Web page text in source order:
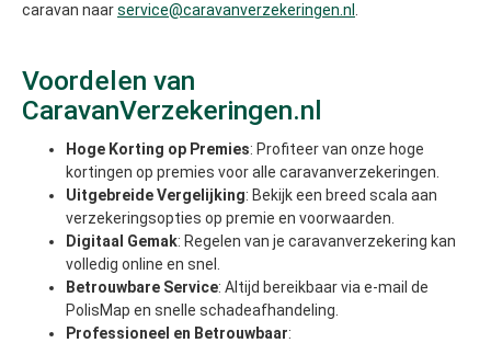
caravan naarservice@caravanverzekeringen.nl
Voordelen van
CaravanVerzekeringen.nl
Hoge Korting op Premies: Profiteer van onze hoge
kortingen op premies voor alle caravanverzekeringen.
Uitgebreide Vergelijking: Bekijk een breed scala aan
verzekeringsopties op premie en voorwaarden.
Digitaal Gemak: Regelen van je caravanverzekering kan
volledig online en snel.
Betrouwbare Service: Altijd bereikbaar via e-mail de
PolisMap en snelle schadeafhandeling.
Professioneel en Betrouwbaar: